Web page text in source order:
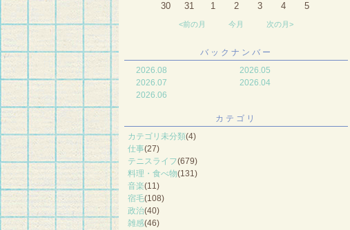
30
31 1 2 3 4 5
<前の月 今月 次の月>
バックナンバー
2026.08
2026.07
2026.06
2026.05
2026.04
カテゴリ
カテゴリ未分類(4)
仕事(27)
テニスライフ(679)
料理・食べ物(131)
音楽(11)
宿毛(108)
政治(40)
雑感(46)